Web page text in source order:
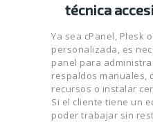
técnica
Ya sea cPanel, Plesk
personalizada, es
panel para
respaldos manuales,
recursos o instalar
Si el cliente tiene un
poder trabajar sin